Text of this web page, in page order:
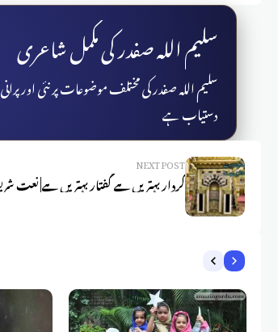
سلیم اللہ صفدر کی مکمل شاعری
سلیم اللہ صفدر کی مختلف موضوعات پر نئی اور
دستیاب ہے
NEXT POST
کردار بہتریں ہے گفتار بہتریں ہے| نعت